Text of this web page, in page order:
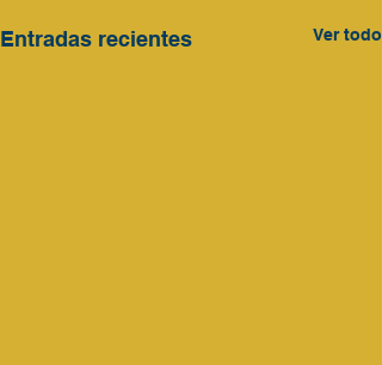
Entradas recientes Ver todo